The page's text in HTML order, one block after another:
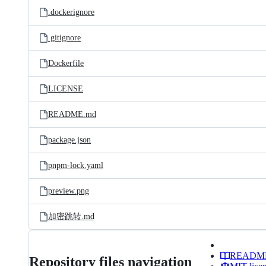
.dockerignore
.gitignore
Dockerfile
LICENSE
README.md
package.json
pnpm-lock.yaml
preview.png
加密跳转.md
Repository files navigation